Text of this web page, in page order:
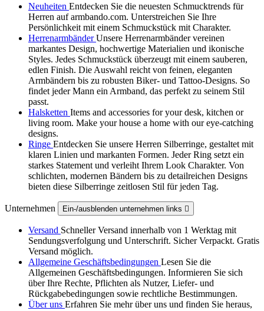
Neuheiten Entdecken Sie die neuesten Schmucktrends für
Herren auf armbando.com. Unterstreichen Sie Ihre
Persönlichkeit mit einem Schmuckstück mit Charakter.
HerrenarmbänderUnsere Herrenarmbänder vereinen
markantes Design, hochwertige Materialien und ikonische
Styles. Jedes Schmuckstück überzeugt mit einem sauberen,
edlen Finish. Die Auswahl reicht von feinen, eleganten
Armbändern bis zu robusten Biker‑ und Tattoo‑Designs. So
findet jeder Mann ein Armband, das perfekt zu seinem Stil
passt.
Halsketten Items and accessories for your desk, kitchen or
living room. Make your house a home with our eye-catching
designs.
Ringe Entdecken Sie unsere Herren Silberringe, gestaltet mit
klaren Linien und markanten Formen. Jeder Ring setzt ein
starkes Statement und verleiht Ihrem Look Charakter. Von
schlichten, modernen Bändern bis zu detailreichen Designs
bieten diese Silberringe zeitlosen Stil für jeden Tag.
Unternehmen Ein-/ausblenden unternehmen links 
Versand Schneller Versand innerhalb von 1 Werktag mit
Sendungsverfolgung und Unterschrift. Sicher Verpackt. Gratis
Versand möglich.
Allgemeine Geschäftsbedingungen Lesen Sie die
Allgemeinen Geschäftsbedingungen. Informieren Sie sich
über Ihre Rechte, Pflichten als Nutzer, Liefer- und
Rückgabebedingungen sowie rechtliche Bestimmungen.
Über uns Erfahren Sie mehr über uns und finden Sie heraus,